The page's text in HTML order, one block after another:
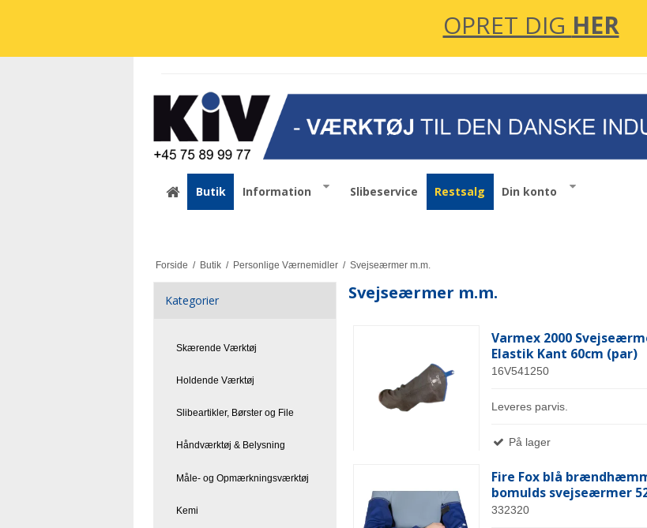
OPRET DIG HER
Butik Information Slibeservice Restsalg Din konto
Forside / Butik / Personlige Værnemidler / Svejseærmer m.m.
Kategorier
Skærende Værktøj
Holdende Værktøj
Slibeartikler, Børster og File
Håndværktøj & Belysning
Måle- og Opmærkningsværktøj
Kemi
Svejseærmer m.m.
Varmex 2000
Elastik Kant 60cm (par)
16V541250
Leveres parvis.
På lager
Fire Fox blå
bomulds svejseærmer
332320